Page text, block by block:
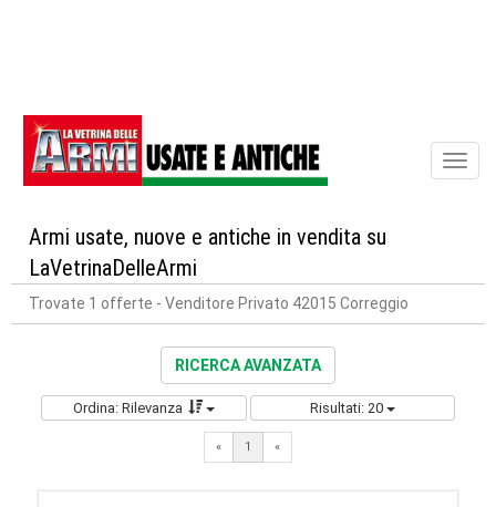
Armi usate, nuove e antiche in vendita su
LaVetrinaDelleArmi
Trovate 1 offerte - Venditore Privato 42015 Correggio
RICERCA AVANZATA
Ordina: Rilevanza Risultati: 20
« 1 «